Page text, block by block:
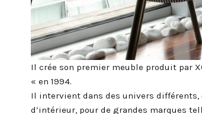
Il crée son premier meuble produit par
« en 1994.
Il intervient dans des univers différents,
d’intérieur, pour de grandes marques